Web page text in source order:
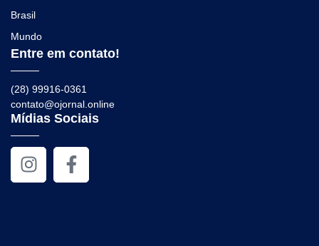
Brasil
Mundo
Entre em contato!
(28) 99916-0361
contato@ojornal.online
Mídias Sociais